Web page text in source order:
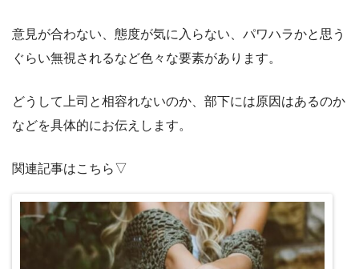
意見が合わない、態度が気に入らない、パワハラかと思う
ぐらい無視されるなど色々な要素があります。
どうして上司と相容れないのか、部下には原因はあるのか
などを具体的にお伝えします。
関連記事はこちら▽